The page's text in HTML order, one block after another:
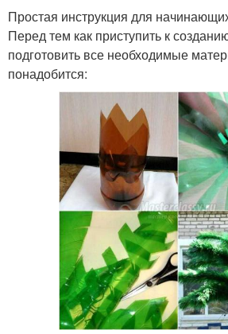
Простая инструкция для
Перед тем как приступить к
подготовить все необходимые
понадобится: